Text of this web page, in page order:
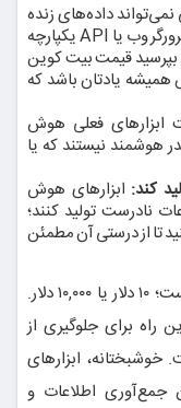
داده‌های زنده
را پوشش دهد، مگر اینکه با ابزارهایی مانند مرورگر وب یا API یکپارچه
قیمت بیت کوین
یادتان باشد که
فعلی هوش
هوشمند نیستند که یا
کند: ابزارهای هوش
نادرست تولید کنند؛
از درستی آن مطمئن
مهم نیست حجم سرمایه‌گذاری شما چقدر است؛ ۱۰ دلار یا ۱۰,۰۰۰ دلار.
راه برای جلوگیری از
ابزارهای
اطلاعات و